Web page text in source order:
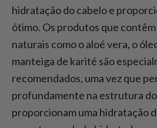
hidratação do cabelo e
ótimo. Os produtos que
naturais como o aloé vera, o
manteiga de karité são
recomendados, uma vez que
profundamente na estrutura
proporcionam uma hidratação